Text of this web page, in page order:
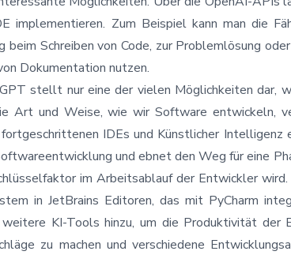
implementieren. Zum Beispiel kann man die
Schreiben von Code, zur Problemlösung
Dokumentation nutzen.
stellt nur eine der vielen Möglichkeiten dar,
Art und Weise, wie wir Software entwickeln,
IDEs und Künstlicher Intelligenz
und ebnet den Weg für eine
im Arbeitsablauf der Entwickler
in JetBrains Editoren, das mit PyCharm
KI-Tools hinzu, um die Produktivität der
zu machen und verschiedene